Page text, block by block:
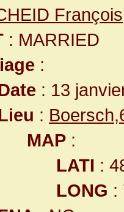
François
: MARRIED
:
: 13
:
MAP :
LATI :
LONG :